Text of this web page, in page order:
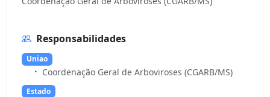
Responsabilidades
Uniao
Coordenação Geral de Arboviroses (CGARB/MS)
Estado